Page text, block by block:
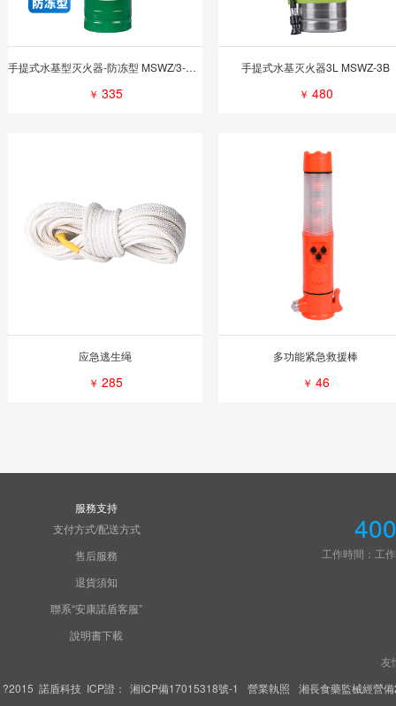
手提式水基型灭火器-防冻型 MSWZ/3-D40
￥ 335
手提式水基灭火器3L MSWZ-3B
￥ 480
应急逃生绳
￥ 285
多功能紧急救援棒
￥ 46
服務支持
支付方式/配送方式
售后服務
退貨須知
聯系“安康諾盾客服”
說明書下載
工作時間：工
友
?2015 諾盾科技 ICP證： 湘ICP備17015318號-1 營業執照
湘長食藥監械經營